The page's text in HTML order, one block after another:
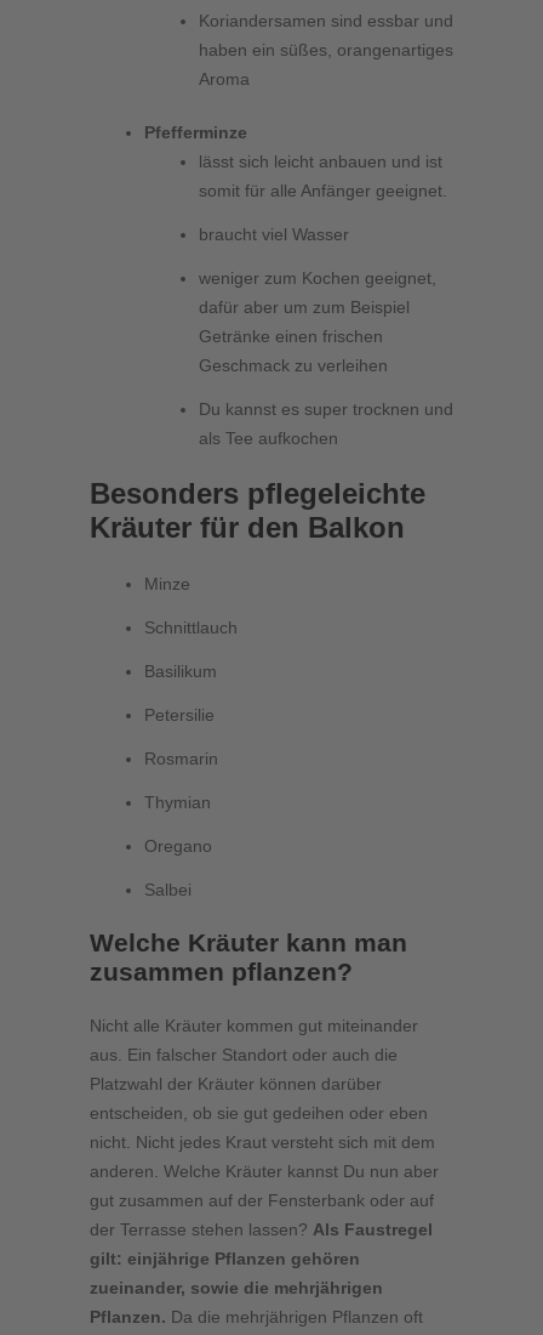
Koriandersamen sind essbar und
haben ein süßes, orangenartiges
Aroma
Pfefferminze
lässt sich leicht anbauen und ist
somit für alle Anfänger geeignet.
braucht viel Wasser
weniger zum Kochen geeignet,
dafür aber um zum Beispiel
Getränke einen frischen
Geschmack zu verleihen
Du kannst es super trocknen und
als Tee aufkochen
Besonders pflegeleichte
Kräuter für den Balkon
Minze
Schnittlauch
Basilikum
Petersilie
Rosmarin
Thymian
Oregano
Salbei
Welche Kräuter kann man
zusammen pflanzen?
Nicht alle Kräuter kommen gut miteinander
aus. Ein falscher Standort oder auch die
Platzwahl der Kräuter können darüber
entscheiden, ob sie gut gedeihen oder eben
nicht. Nicht jedes Kraut versteht sich mit dem
anderen. Welche Kräuter kannst Du nun aber
gut zusammen auf der Fensterbank oder auf
der Terrasse stehen lassen? Als Faustregel
gilt: einjährige Pflanzen gehören
zueinander, sowie die mehrjährigen
Pflanzen. Da die mehrjährigen Pflanzen oft